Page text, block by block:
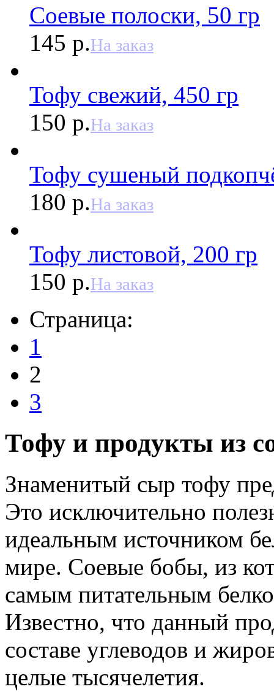
Соевые полоски, 50 гр
145 р.На заказ
Тофу свежий, 450 гр
150 р.На заказ
Тофу сушеный
180 р.На заказ
Тофу листовой, 200 гр
150 р.На заказ
Страница:
1
2
3
Тофу и продукты из
Знаменитый сыр тофу
Это исключительно
идеальным источником
мире. Соевые бобы, из
самым питательным
Известно, что данный
составе углеводов и
целые тысячелетия.